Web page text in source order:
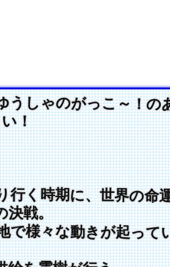
しゃのがっこ～！の
！
く時期に、世界の命
決戦。
様々な動きが起って